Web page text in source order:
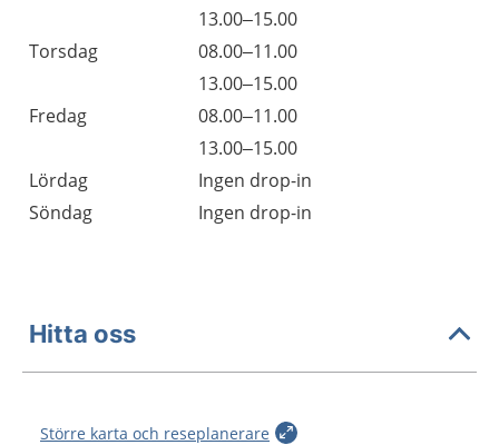
13.00–15.00
Torsdag
08.00–11.00
13.00–15.00
Fredag
08.00–11.00
13.00–15.00
Lördag
Ingen drop-in
Söndag
Ingen drop-in
Hitta oss
Större karta och reseplanerare